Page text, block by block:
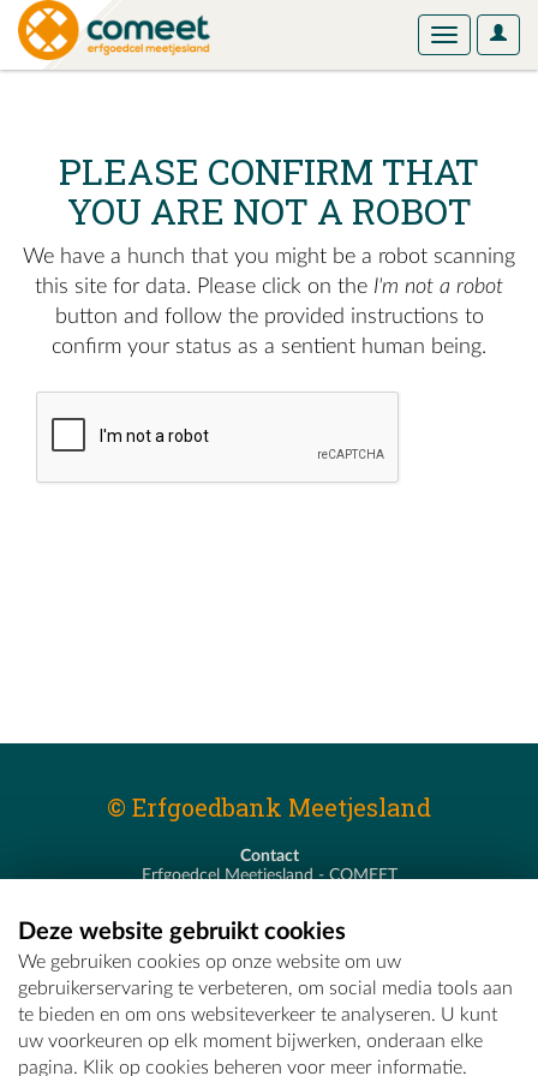
User
Toggle
PLEASE CONFIRM THAT
YOU ARE NOT A ROBOT
We have a hunch that you might be a robot scanning
this site for data. Please click on the I'm not a robot
button and follow the provided instructions to
confirm your status as a sentient human being.
© Erfgoedbank Meetjesland
Contact
Erfgoedcel Meetjesland - COMEET
T - 09 373 75 96
E -erfgoedcel@comeet.be
Deze website gebruikt cookies
We gebruiken cookies op onze website om uw
gebruikerservaring te verbeteren, om social media tools aan
te bieden en om ons websiteverkeer te analyseren. U kunt
uw voorkeuren op elk moment bijwerken, onderaan elke
pagina. Klik op cookies beheren voor meer informatie.